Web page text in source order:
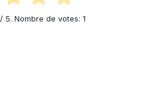
/ 5. Nombre de votes: 1